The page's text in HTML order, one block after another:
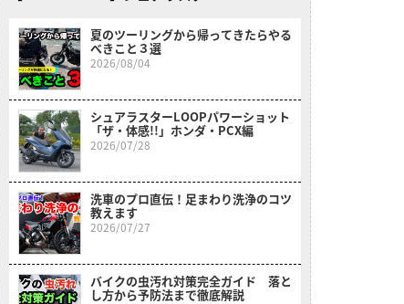
夏のツーリングから帰ってきたらやる
べきこと３選
2026/08/04
シュアラスターLOOPパワーショット
「ザ・体感!!」ホンダ・PCX編
2026/07/28
洗車のプロ直伝！足まわり洗浄のコツ
教えます
2026/07/27
バイクの虫汚れ対策完全ガイド 落と
し方から予防法まで徹底解説